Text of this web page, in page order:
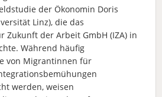
der Ökonomin Doris
Linz), die das
Zukunft der Arbeit GmbH (IZA) in
Während häufig
von Migrantinnen für
werden, weisen